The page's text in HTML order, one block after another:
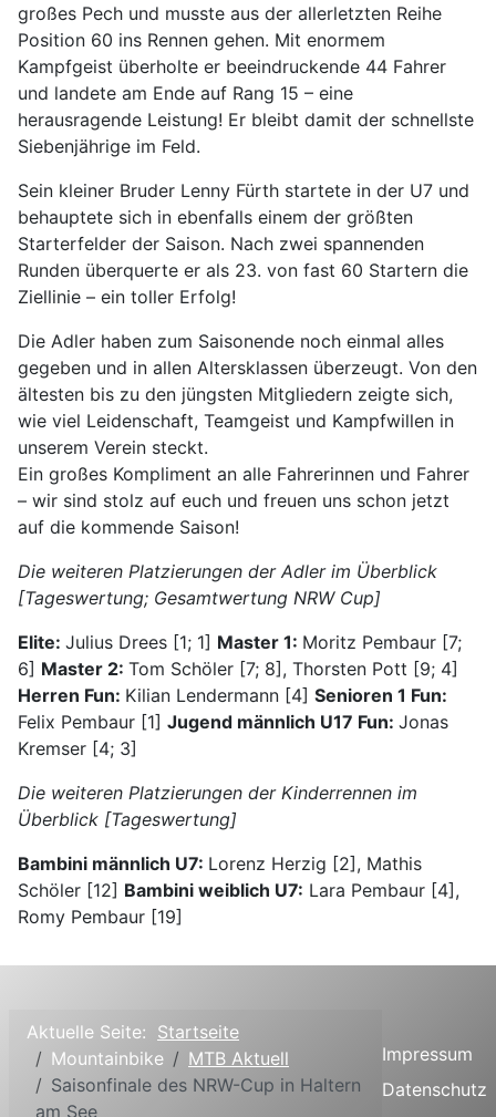
großes Pech und musste aus der allerletzten Reihe
Position 60 ins Rennen gehen. Mit enormem
Kampfgeist überholte er beeindruckende 44 Fahrer
und landete am Ende auf Rang 15 – eine
herausragende Leistung! Er bleibt damit der schnellste
Siebenjährige im Feld.
Sein kleiner Bruder Lenny Fürth startete in der U7 und
behauptete sich in ebenfalls einem der größten
Starterfelder der Saison. Nach zwei spannenden
Runden überquerte er als 23. von fast 60 Startern die
Ziellinie – ein toller Erfolg!
Die Adler haben zum Saisonende noch einmal alles
gegeben und in allen Altersklassen überzeugt. Von den
ältesten bis zu den jüngsten Mitgliedern zeigte sich,
wie viel Leidenschaft, Teamgeist und Kampfwillen in
unserem Verein steckt.
Ein großes Kompliment an alle Fahrerinnen und Fahrer
– wir sind stolz auf euch und freuen uns schon jetzt
auf die kommende Saison!
Die weiteren Platzierungen der Adler im Überblick
[Tageswertung; Gesamtwertung NRW Cup]
Elite: Julius Drees [1; 1] Master 1: Moritz Pembaur [7;
6] Master 2: Tom Schöler [7; 8], Thorsten Pott [9; 4]
Herren Fun: Kilian Lendermann [4] Senioren 1 Fun:
Felix Pembaur [1] Jugend männlich U17 Fun: Jonas
Kremser [4; 3]
Die weiteren Platzierungen der Kinderrennen im
Überblick [Tageswertung]
Bambini männlich U7: Lorenz Herzig [2], Mathis
Schöler [12] Bambini weiblich U7: Lara Pembaur [4],
Romy Pembaur [19]
Aktuelle Seite: Startseite
Mountainbike
MTB Aktuell
Saisonfinale des NRW-Cup in Haltern
am See
Impressum
Datenschutz